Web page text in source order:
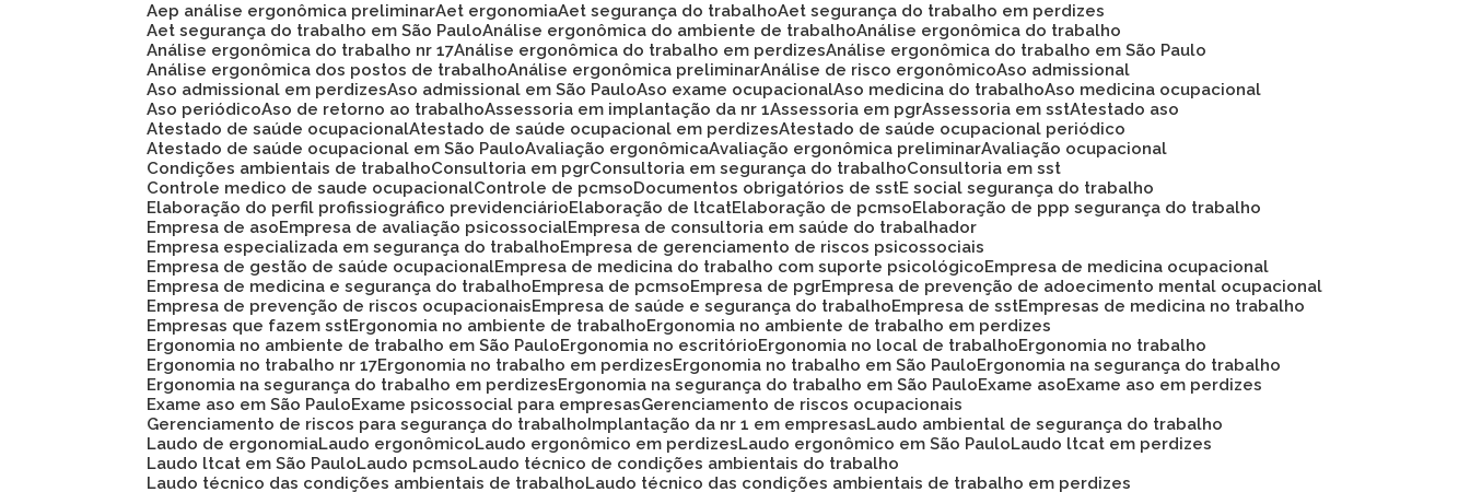
Aep análise ergonômica preliminar Aet ergonomia Aet segurança do trabalho Aet segurança do trabalho em perdizes
Aet segurança do trabalho em São Paulo Análise ergonômica do ambiente de trabalho Análise ergonômica do trabalho
Análise ergonômica do trabalho nr 17 Análise ergonômica do trabalho em perdizes Análise ergonômica do trabalho em São Paulo
Análise ergonômica dos postos de trabalho Análise ergonômica preliminar Análise de risco ergonômico Aso admissional
Aso admissional em perdizes Aso admissional em São Paulo Aso exame ocupacional Aso medicina do trabalho Aso medicina ocupacional
Aso periódico Aso de retorno ao trabalho Assessoria em implantação da nr 1 Assessoria em pgr Assessoria em sst Atestado aso
Atestado de saúde ocupacional Atestado de saúde ocupacional em perdizes Atestado de saúde ocupacional periódico
Atestado de saúde ocupacional em São Paulo Avaliação ergonômica Avaliação ergonômica preliminar Avaliação ocupacional
Condições ambientais de trabalho
Consultoria em pgr Consultoria em segurança do trabalho
Consultoria em sst
Controle medico de saude ocupacional
Controle de pcmso Documentos obrigatórios de sst
E social segurança do trabalho
Elaboração do perfil profissiográfico previdenciário
Elaboração de ltcat Elaboração de pcmso
Elaboração de ppp segurança do trabalho
Empresa de aso
Empresa de avaliação psicossocial Empresa de consultoria em saúde do trabalhador
Empresa especializada em segurança do trabalho
Empresa de gerenciamento de riscos psicossociais
Empresa de gestão de saúde ocupacional Empresa de medicina do trabalho com suporte psicológico
Empresa de medicina ocupacional
Empresa de medicina e segurança do trabalho
Empresa de pcmso Empresa de pgr Empresa de prevenção de adoecimento mental ocupacional
Empresa de prevenção de riscos ocupacionais
Empresa de saúde e segurança do trabalho Empresa de sst Empresas de medicina no trabalho
Empresas que fazem sst Ergonomia no ambiente de trabalho
Ergonomia no ambiente de trabalho em perdizes
Ergonomia no ambiente de trabalho em São Paulo
Ergonomia no escritório Ergonomia no local de trabalho
Ergonomia no trabalho
Ergonomia no trabalho nr 17 Ergonomia no trabalho em perdizes Ergonomia no trabalho em São Paulo
Ergonomia na segurança do trabalho
Ergonomia na segurança do trabalho em perdizes
Ergonomia na segurança do trabalho em São Paulo Exame aso Exame aso em perdizes
Exame aso em São Paulo Exame psicossocial para empresas
Gerenciamento de riscos ocupacionais
Gerenciamento de riscos para segurança do trabalho Implantação da nr 1 em empresas
Laudo ambiental de segurança do trabalho
Laudo de ergonomia Laudo ergonômico Laudo ergonômico em perdizes Laudo ergonômico em São Paulo
Laudo ltcat em perdizes
Laudo ltcat em São Paulo
Laudo pcmso
Laudo técnico de condições ambientais do trabalho
Laudo técnico das condições ambientais de trabalho
Laudo técnico das condições ambientais de trabalho em perdizes